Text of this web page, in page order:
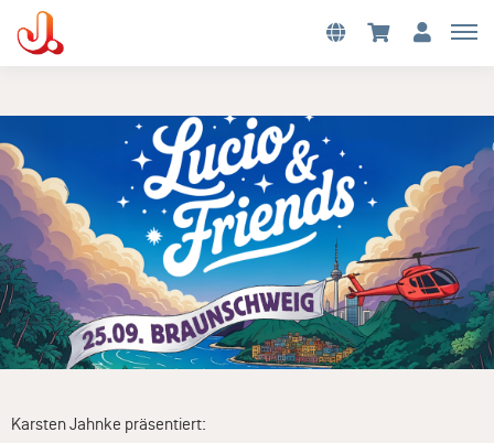
Karsten Jahnke präsentiert: